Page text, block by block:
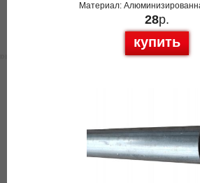
Материал:
28р.
купить